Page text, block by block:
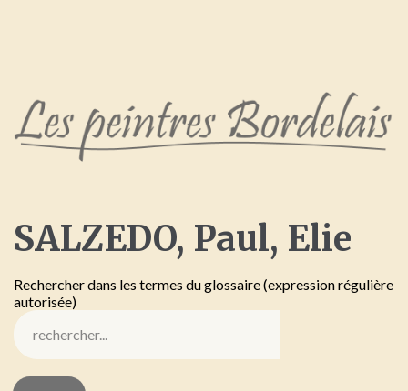
SALZEDO, Paul, Elie
Rechercher dans les termes du glossaire (expression régulière
autorisée)